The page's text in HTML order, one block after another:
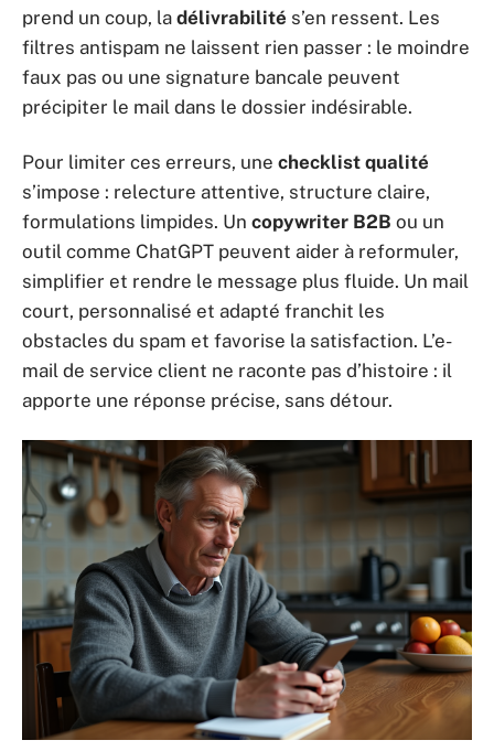
prend un coup, la délivrabilité s’en ressent. Les
filtres antispam ne laissent rien passer : le moindre
faux pas ou une signature bancale peuvent
précipiter le mail dans le dossier indésirable.
Pour limiter ces erreurs, une checklist qualité
s’impose : relecture attentive, structure claire,
formulations limpides. Un copywriter B2B ou un
outil comme ChatGPT peuvent aider à reformuler,
simplifier et rendre le message plus fluide. Un mail
court, personnalisé et adapté franchit les
obstacles du spam et favorise la satisfaction. L’e-
mail de service client ne raconte pas d’histoire : il
apporte une réponse précise, sans détour.